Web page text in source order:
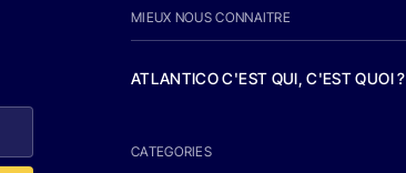
MIEUX NOUS CONNAITRE
ATLANTICO C'EST QUI, C'EST QUOI ?
CATEGORIES